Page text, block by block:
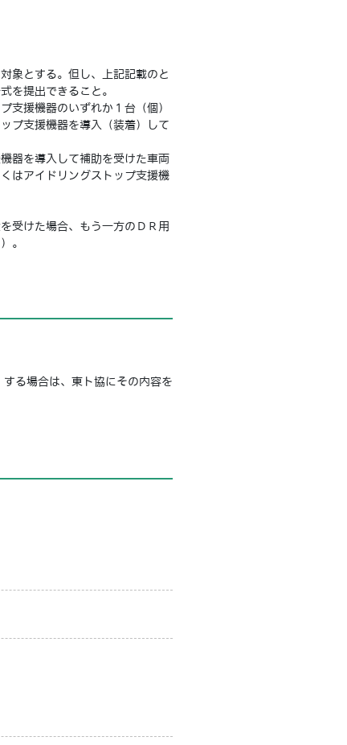
象とする。但し、上記記載のと
を提出できること。
支援機器のいずれか１台（個）
プ支援機器を導入（装着）して
器を導入して補助を受けた車両
はアイドリングストップ支援機
受けた場合、もう一方のＤＲ用
。
る場合は、東ト協にその内容を